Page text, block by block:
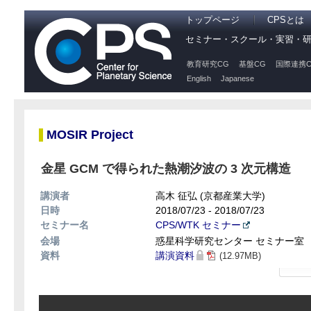
トップページ
CPSとは
セミナー・スクール・実習・
教育研究CG 基盤CG
国際連携
English
Japanese
MOSIR Project
金星 GCM で得られた熱潮汐波の 3 次元構造
講演者
高木 征弘 (京都産業大学)
日時
2018/07/23 - 2018/07/23
セミナー名
CPS/WTK セミナー
会場
惑星科学研究センター セミナー室
資料
講演資料 (12.97MB)